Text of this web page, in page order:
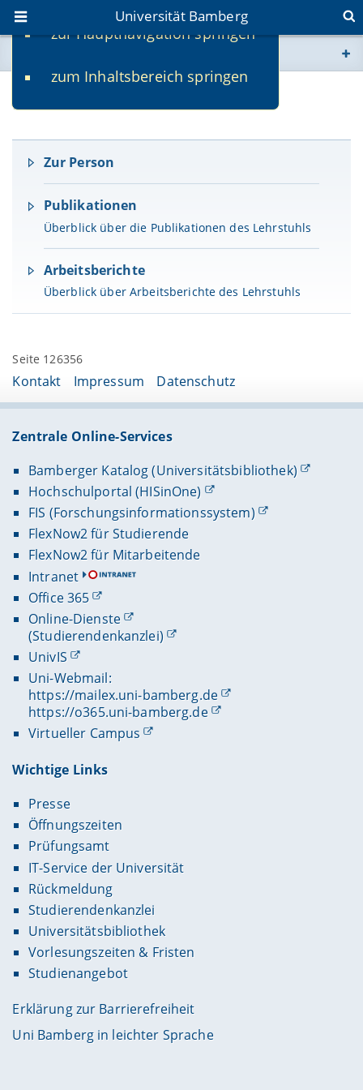
zur Hauptnavigation springen
zum Inhaltsbereich springen
Universität Bamberg
www.uni-bamberg.de
Prof. Dr. Elmar Sinz
Zur Person
Publikationen
Überblick über die Publikationen des Lehrstuhls
Arbeitsberichte
Überblick über Arbeitsberichte des Lehrstuhls
Seite 126356
Kontakt Impressum Datenschutz
Zentrale Online-Services
Bamberger Katalog (Universitätsbibliothek)
Hochschulportal (HISinOne)
FIS (Forschungsinformationssystem)
FlexNow2 für Studierende
FlexNow2 für Mitarbeitende
Intranet
Office 365
Online-Dienste
(Studierendenkanzlei)
UnivIS
Uni-Webmail:
https://mailex.uni-bamberg.de
https://o365.uni-bamberg.de
Virtueller Campus
Wichtige Links
Presse
Öffnungszeiten
Prüfungsamt
IT-Service der Universität
Rückmeldung
Studierendenkanzlei
Universitätsbibliothek
Vorlesungszeiten & Fristen
Studienangebot
Erklärung zur Barrierefreiheit
Uni Bamberg in leichter Sprache